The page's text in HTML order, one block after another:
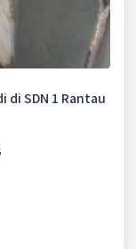
di SDN 1 Rantau